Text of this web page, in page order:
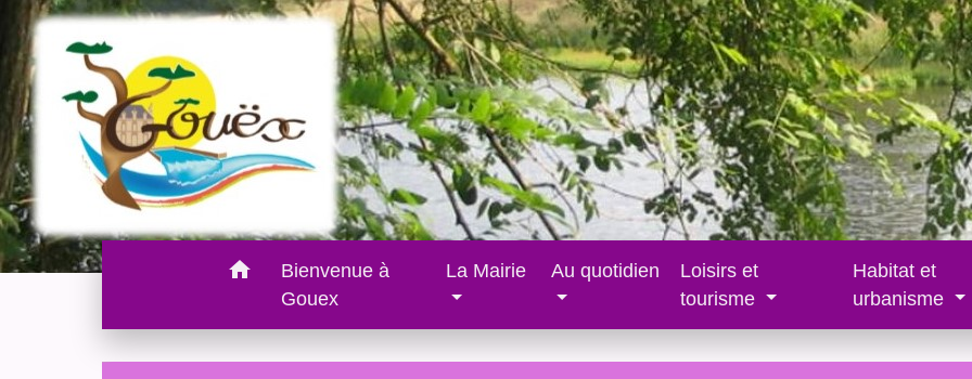
home
Bienvenue à
Gouex
La Mairie Au quotidien
Loisirs et
tourisme
Habitat et
urbanisme